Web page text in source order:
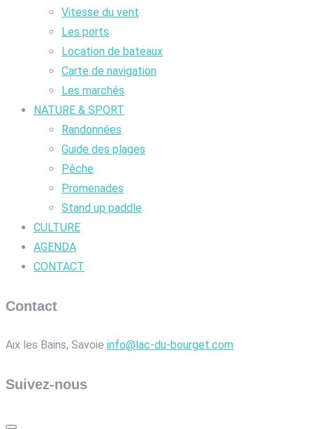
Vitesse du vent
Les ports
Location de bateaux
Carte de navigation
Les marchés
NATURE & SPORT
Randonnées
Guide des plages
Pêche
Promenades
Stand up paddle
CULTURE
AGENDA
CONTACT
Contact
Aix les Bains, Savoie info@lac-du-bourget.com
Suivez-nous